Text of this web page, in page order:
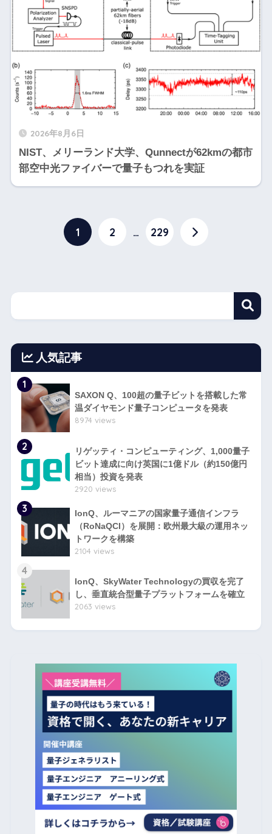
2026年8月6日
NIST、メリーランド大学、Qunnectが62kmの都市
部空中光ファイバーで量子もつれを実証
1 2 … 229
人気記事
1
SAXON Q、100超の量子ビットを搭載した常
温ダイヤモンド量子コンピュータを発表
8974 views
2
リゲッティ・コンピューティング、1,000量子
ビット達成に向け英国に1億ドル（約150億円
相当）投資を発表
2920 views
3
IonQ、ルーマニアの国家量子通信インフラ
（RoNaQCI）を展開：欧州最大級の運用ネッ
トワークを構築
2104 views
4
IonQ、SkyWater Technologyの買収を完了
し、垂直統合型量子プラットフォームを確立
2063 views